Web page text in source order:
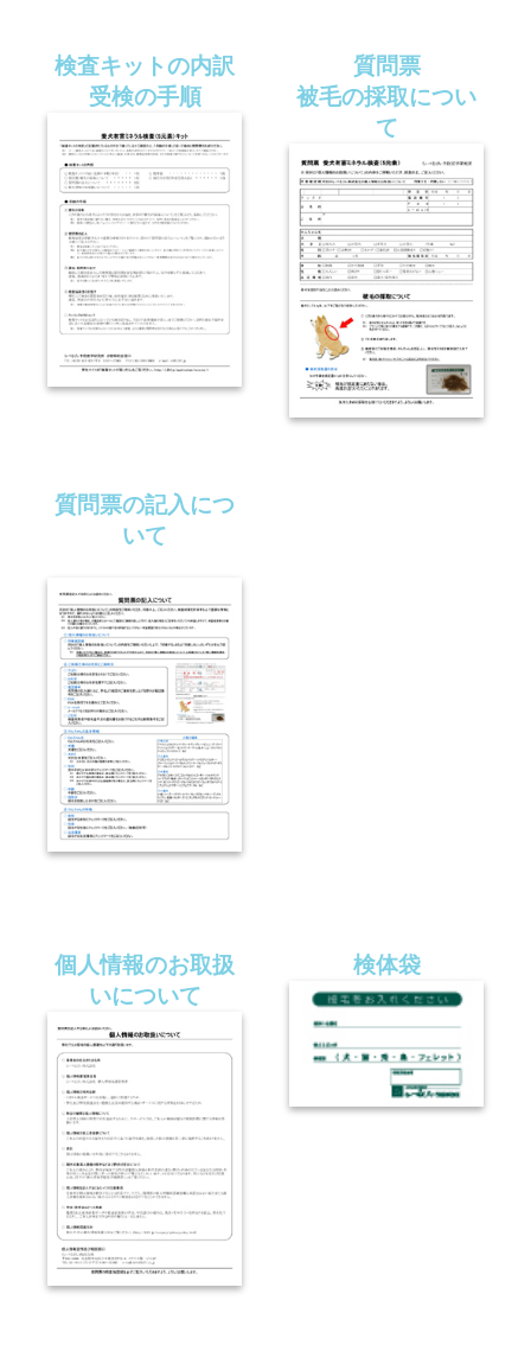
検査キットの内訳
受検の手順
質問票
被毛の採取につい
て
質問票の記入につ
いて
個人情報のお取扱
いについて
検体袋